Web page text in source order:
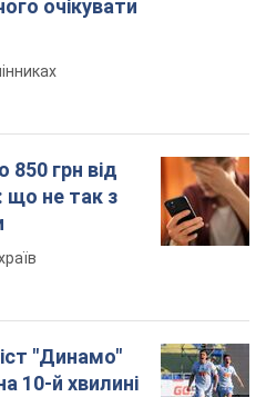
очікувати
850 грн від
що не так з
"Динамо"
10-й хвилині